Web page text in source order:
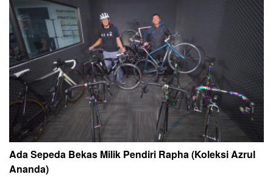
Ada Sepeda Bekas Milik Pendiri Rapha (Koleksi Azrul
Ananda)